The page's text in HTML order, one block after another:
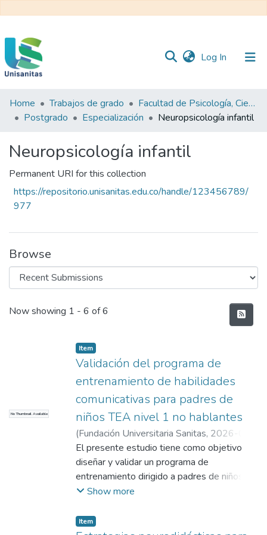
Log In (current)
Inicio
Web
Unisanitas
Web
Home Trabajos de grado
Facultad de Psicología, Ciencias Sociales y de la Educación
Postgrado
Especialización Neuropsicología infantil
Neuropsicología infantil
Permanent URI for this collection
https://repositorio.unisanitas.edu.co/handle/123456789/
977
Browse
Recent Submissions
Now showing 1 - 6 of 6
No Thumbnail Available
Item
Validación del programa de
entrenamiento de habilidades
comunicativas para padres de
niños TEA nivel 1 no hablantes
(Fundación Universitaria Sanitas, 2026-07-
03)Charry Huertas, María Alejandra;
Marchan Plata, María José;Galarza Osorio,
Paula Lorena;Yaya Guantivar, Paula Andrea
Orozco Velasquez, Diana Maryury
y teórico
El presente estudio tiene como objetivo
diseñar y validar un programa de
entrenamiento dirigido a padres de niños
con Trastorno del Espectro Autista (TEA)
sus competencias en comunicación e
Show more
Item